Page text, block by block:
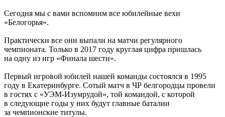
Сегодня мы с вами вспомним все юбилейные вехи
«Белогорья».
Практически все они выпали на матчи регулярного
чемпионата. Только в 2017 году круглая цифра пришлась
на одну из игр «Финала шести».
Первый игровой юбилей нашей команды состоялся в 1995
году в Екатеринбурге. Сотый матч в ЧР белгородцы провели
в гостях с «УЭМ-Изумрудой», той командой, с которой
в следующие годы у них будут главные баталии
за чемпионские титулы.